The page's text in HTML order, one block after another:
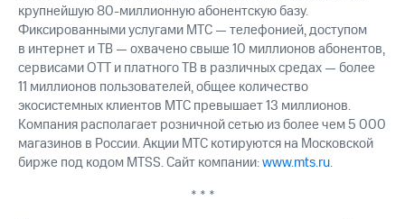
крупнейшую 80-миллионную абонентскую базу.
Фиксированными услугами МТС — телефонией, доступом
в интернет и ТВ — охвачено свыше 10 миллионов абонентов,
сервисами OTT и платного ТВ в различных средах — более
11 миллионов пользователей, общее количество
экосистемных клиентов МТС превышает 13 миллионов.
Компания располагает розничной сетью из более чем 5 000
магазинов в России. Акции МТС котируются на Московской
бирже под кодом MTSS. Сайт компании:www.mts.ru.
* * *